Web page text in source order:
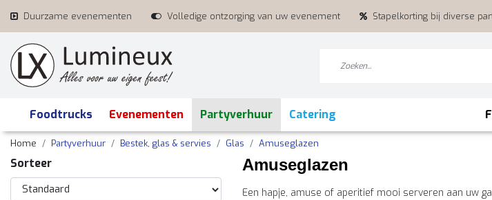
Duurzame evenementen Volledige ontzorging van uw evenement Stapelkorting bij diverse
Foodtrucks Evenementen Partyverhuur Catering
Home Partyverhuur Bestek, glas & servies Glas Amuseglazen
Sorteer Amuseglazen
Een hapje, amuse of aperitief mooi serveren aan uw